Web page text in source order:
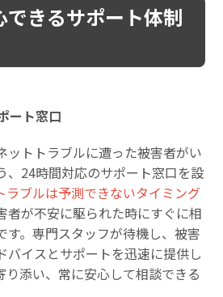
できるサポート体制
ート窓口
ットトラブルに遭った被害者がい
、24時間対応のサポート窓口を設
ラブルは予測できないタイミング
者が不安に駆られた時にすぐに相
す。専門スタッフが待機し、被害
バイスとサポートを迅速に提供し
り添い、常に安心して相談できる